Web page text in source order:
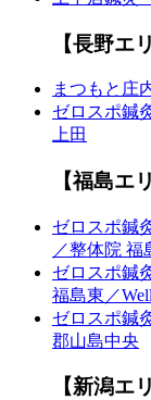
【長野エ
まつもと庄
ゼロスポ鍼
上田
【福島エ
ゼロスポ鍼
／整体院 福
ゼロスポ鍼
福島東／
ゼロスポ鍼
郡山島中央
【新潟エ